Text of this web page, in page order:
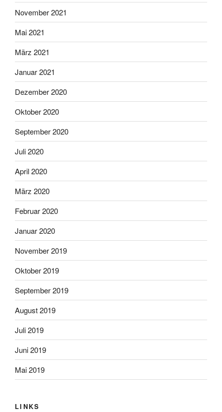
November 2021
Mai 2021
März 2021
Januar 2021
Dezember 2020
Oktober 2020
September 2020
Juli 2020
April 2020
März 2020
Februar 2020
Januar 2020
November 2019
Oktober 2019
September 2019
August 2019
Juli 2019
Juni 2019
Mai 2019
LINKS